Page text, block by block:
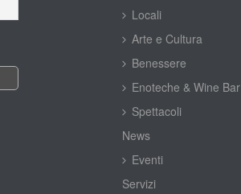
Locali
Arte e Cultura
Benessere
Enoteche & Wine Bar
Spettacoli
New
Eventi
Servizi